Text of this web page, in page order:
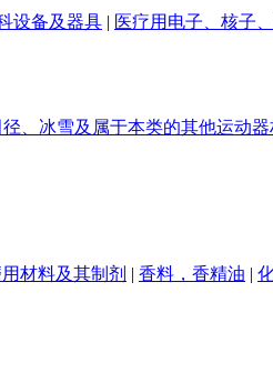
设备及器具 | 医疗用电子、核子
、冰雪及属于本类的其他运动器
材料及其制剂 | 香料，香精油 |